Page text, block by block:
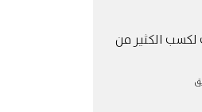
لكسب الكثير من